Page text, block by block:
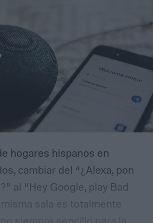
hogares hispanos en
cambiar del “¿Alexa, pon
al “Hey Google, play Bad
sala es totalmente